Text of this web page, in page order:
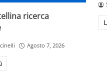
ricerca
Agosto 7, 2026